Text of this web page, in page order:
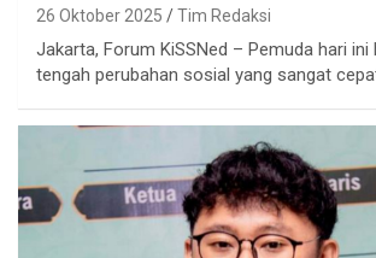
26 Oktober 2025 Tim Redaksi
Jakarta, Forum KiSSNed – Pemuda hari ini
tengah perubahan sosial yang sangat